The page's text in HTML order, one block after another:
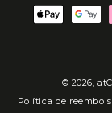
© 2026,
Política de
Métodos